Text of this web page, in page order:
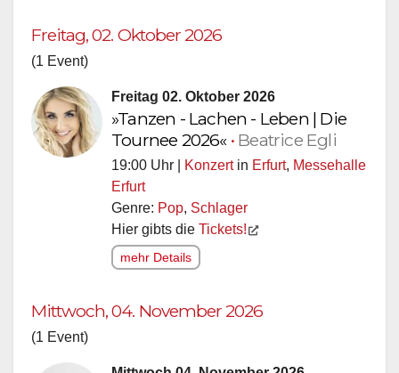
Freitag, 02. Oktober 2026
(1 Event)
Freitag 02. Oktober 2026
»Tanzen - Lachen - Leben | Die
Tournee 2026« • Beatrice Egli
19:00 Uhr | Konzertin Erfurt, Messehalle
Erfurt
Genre: Pop, Schlager
Hier gibts die Tickets!
mehr Details
Mittwoch, 04. November 2026
(1 Event)